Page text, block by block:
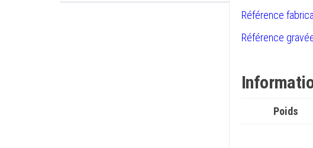
Référence
Référence
Poids